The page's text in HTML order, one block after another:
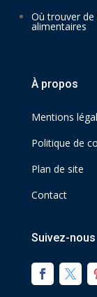
Où trouver de
alimentaires
À propos
Mentions
Politique de
Plan de site
Contact
Suivez-nous